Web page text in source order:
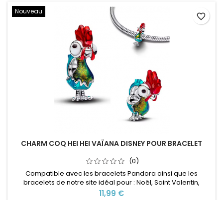
Nouveau
CHARM COQ HEI HEI VAÏANA DISNEY POUR BRACELET
(0)
Compatible avec les bracelets Pandora ainsi que les
bracelets de notre site idéal pour : Noël, Saint Valentin,
anniversaire, anniversaire de mariage
Prix
11,99 €
favorite_border